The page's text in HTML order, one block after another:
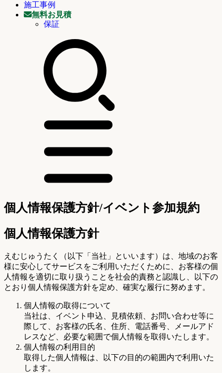
施工事例
無料お見積
保証
個人情報保護方針/イベント参加規約
個人情報保護方針
えむじゅうたく（以下「当社」といいます）は、地域のお客
様に安心してサービスをご利用いただくために、お客様の個
人情報を適切に取り扱うことを社会的責務と認識し、以下の
とおり個人情報保護方針を定め、確実な履行に努めます。
個人情報の取得について
当社は、イベント申込、見積依頼、お問い合わせ等に
際して、お客様の氏名、住所、電話番号、メールアド
レスなど、必要な範囲で個人情報を取得いたします。
個人情報の利用目的
取得した個人情報は、以下の目的の範囲内で利用いた
します。